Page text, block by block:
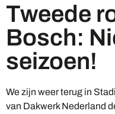
Tweede
Bosch:
seizoen!
We zijn weer terug in
van Dakwerk Nederland